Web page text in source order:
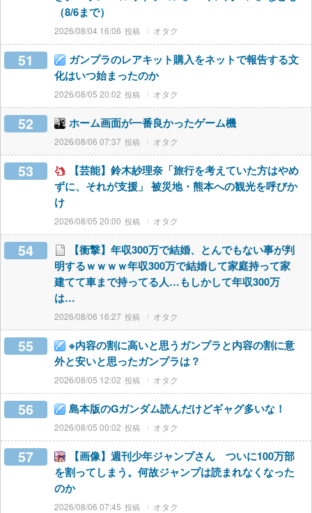
（8/6まで）
2026/08/04 16:06 オタク
51
ガンプラのレアキット購入をネットで報告する文
化はいつ始まったのか
2026/08/05 20:02 オタク
52 ホーム画面が一番良かったゲーム機
2026/08/06 07:37 オタク
53
【芸能】鈴木紗理奈「旅行を考えていた方はやめ
ずに、それが支援」 被災地・熊本への観光を呼びか
け
2026/08/05 20:00 オタク
54
【衝撃】年収300万で結婚、とんでもない事が判
明するｗｗｗｗ年収300万で結婚して家庭持って家
建てて車まで持ってる人…もしかして年収300万
は…
2026/08/06 16:27 オタク
55
※内容の割に高いと思うガンプラと内容の割に意
外と安いと思ったガンプラは？
2026/08/05 12:02 オタク
56 島本版のGガンダム読んだけどギャグ多いな！
2026/08/05 00:02 オタク
57
【画像】週刊少年ジャンプさん ついに100万部
を割ってしまう。何故ジャンプは読まれなくなった
のか
2026/08/06 07:45 オタク